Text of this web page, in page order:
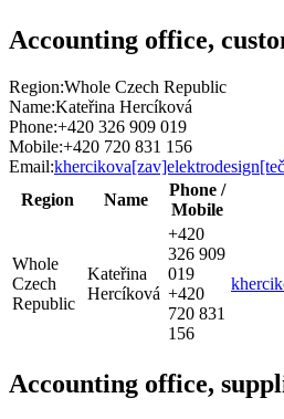
Accounting office,
Region:Whole Czech Republic
Name:Kateřina Hercíková
Phone:+420 326 909 019
Mobile:+420 720 831 156
Email:
Region
Name
Phone /
Mobile
Whole
Czech
Republic
Kateřina
Hercíková
+420
326 909
019
+420
720 831
156
Accounting office,